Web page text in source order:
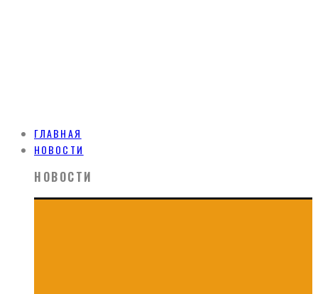
ГЛАВНАЯ
НОВОСТИ
НОВОСТИ